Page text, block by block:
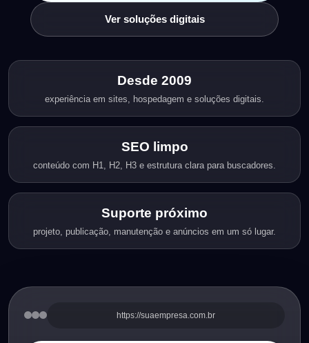
Ver soluções digitais
Desde 2009
experiência em sites, hospedagem e soluções digitais.
SEO limpo
conteúdo com H1, H2, H3 e estrutura clara para buscadores.
Suporte próximo
projeto, publicação, manutenção e anúncios em um só lugar.
https://suaempresa.com.br